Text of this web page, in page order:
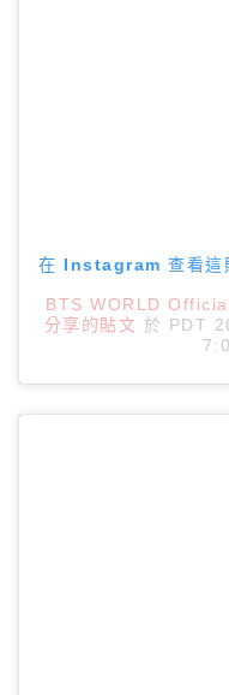
在 Instagram 查看這
BTS WORLD
分享的貼文 於 PDT